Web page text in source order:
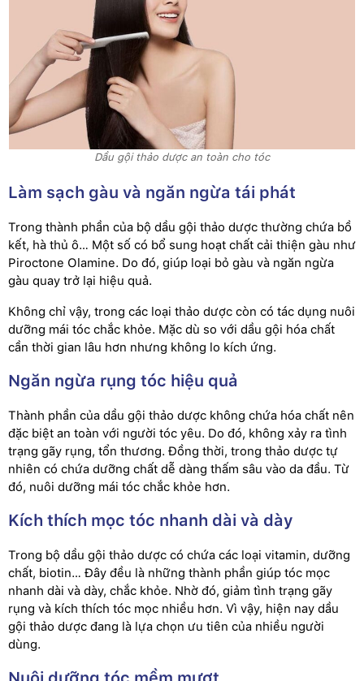
Dầu gội thảo dược an toàn cho tóc
Làm sạch gàu và ngăn ngừa tái phát
Trong thành phần của bộ dầu gội thảo dược thường chứa bồ
kết, hà thủ ô… Một số có bổ sung hoạt chất cải thiện gàu như
Piroctone Olamine. Do đó, giúp loại bỏ gàu và ngăn ngừa
gàu quay trở lại hiệu quả.
Không chỉ vậy, trong các loại thảo dược còn có tác dụng nuôi
dưỡng mái tóc chắc khỏe. Mặc dù so với dầu gội hóa chất
cần thời gian lâu hơn nhưng không lo kích ứng.
Ngăn ngừa rụng tóc hiệu quả
Thành phần của dầu gội thảo dược không chứa hóa chất nên
đặc biệt an toàn với người tóc yêu. Do đó, không xảy ra tình
trạng gãy rụng, tổn thương. Đồng thời, trong thảo dược tự
nhiên có chứa dưỡng chất dễ dàng thấm sâu vào da đầu. Từ
đó, nuôi dưỡng mái tóc chắc khỏe hơn.
Kích thích mọc tóc nhanh dài và dày
Trong bộ dầu gội thảo dược có chứa các loại vitamin, dưỡng
chất, biotin… Đây đều là những thành phần giúp tóc mọc
nhanh dài và dày, chắc khỏe. Nhờ đó, giảm tình trạng gãy
rụng và kích thích tóc mọc nhiều hơn. Vì vậy, hiện nay dầu
gội thảo dược đang là lựa chọn ưu tiên của nhiều người
dùng.